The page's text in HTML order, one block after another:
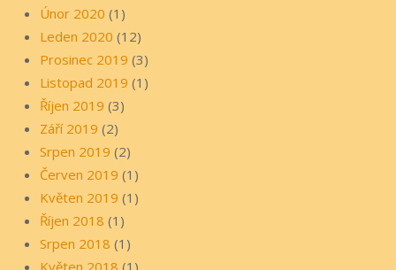
Únor 2020 (1)
Leden 2020 (12)
Prosinec 2019 (3)
Listopad 2019 (1)
Říjen 2019 (3)
Září 2019 (2)
Srpen 2019 (2)
Červen 2019 (1)
Květen 2019 (1)
Říjen 2018 (1)
Srpen 2018 (1)
Květen 2018 (1)